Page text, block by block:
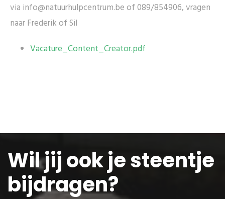
via info@natuurhulpcentrum.be of 089/854906, vragen
naar Frederik of Sil
Vacature_Content_Creator.pdf
Wil jij ook je steentje
bijdragen?